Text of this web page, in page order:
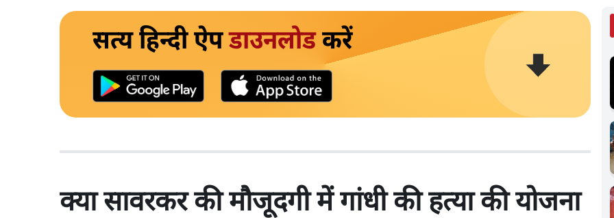
सत्य हिन्दी ऐपडाउनलोडकरें
क्या सावरकर की मौजूदगी में गांधी की हत्या की योजना